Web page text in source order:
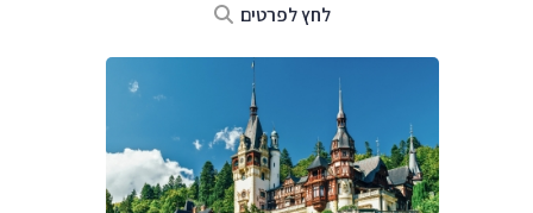
לחץ לפרטים